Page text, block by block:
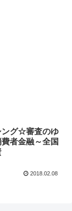
ング☆審査のゆ
者金融～全国
2018.02.08